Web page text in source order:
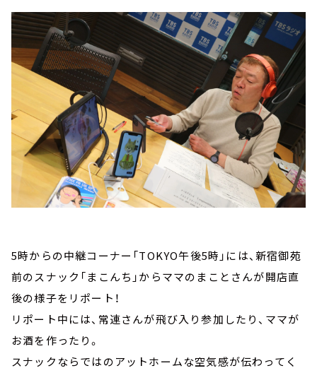
5時からの中継コーナー「TOKYO午後5時」には、新宿御苑
前のスナック「まこんち」からママのまことさんが開店直
後の様子をリポート！
リポート中には、常連さんが飛び入り参加したり、ママが
お酒を作ったり。
スナックならではのアットホームな空気感が伝わってく